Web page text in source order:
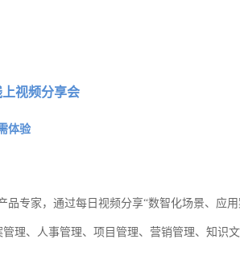
上视频分享会
体验
品专家，通过每日视频分享“数智化场景、应
理、人事管理、项目管理、营销管理、知识